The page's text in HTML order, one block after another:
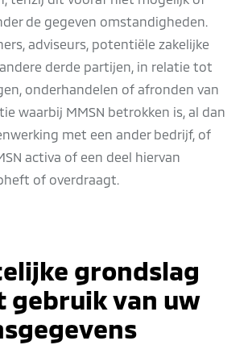
de gegeven omstandigheden.
adviseurs, potentiële zakelijke
derde partijen, in relatie tot
onderhandelen of afronden van
waarbij MMSN betrokken is, al dan
met een ander bedrijf, of
activa of een deel hiervan
of overdraagt.
grondslag
gebruik van uw